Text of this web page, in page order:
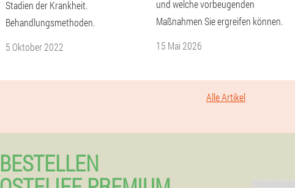
Stadien der Krankheit.
Behandlungsmethoden.
5 Oktober 2022
und welche vorbeugenden
Maßnahmen Sie ergreifen können.
15 Mai 2026
Alle Artikel
BESTELLEN